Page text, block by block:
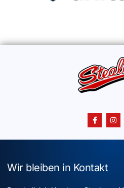
Wir bleiben in Kontakt